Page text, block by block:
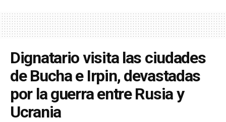
Dignatario visita las ciudades
de Bucha e Irpin, devastadas
por la guerra entre Rusia y
Ucrania